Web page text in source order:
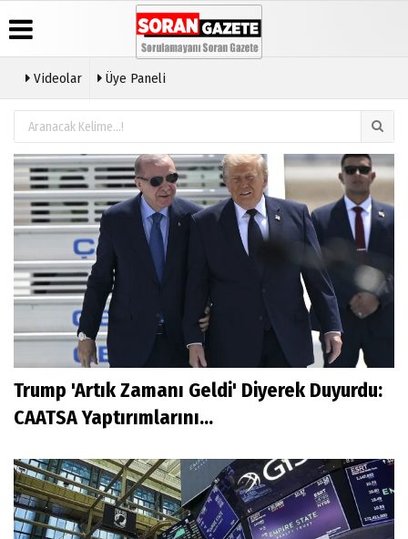
Üye Paneli
Haber
Arşivi
Günün
Haberleri
Anketler
Video
Galeri
Künye
İletişim
Çerez
Politikası
Gizlilik
İlkeleri
Videolar Üye Paneli
Trump 'Artık Zamanı Geldi' Diyerek Duyurdu:
CAATSA Yaptırımlarını...